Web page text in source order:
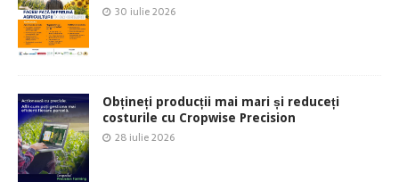
30 iulie 2026
Obțineți producții mai mari și reduceți
costurile cu Cropwise Precision
28 iulie 2026